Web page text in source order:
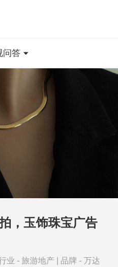
问答
，玉饰珠宝广告
业 - 旅游地产 品牌 - 万达